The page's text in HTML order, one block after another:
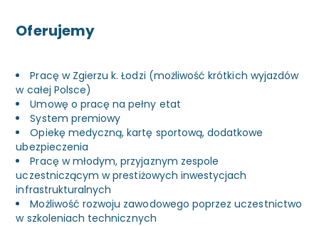
Oferujemy
Pracę w Zgierzu k. Łodzi (możliwość krótkich wyjazdów
w całej Polsce)
Umowę o pracę na pełny etat
System premiowy
Opiekę medyczną, kartę sportową, dodatkowe
ubezpieczenia
Pracę w młodym, przyjaznym zespole
uczestniczącym w prestiżowych inwestycjach
infrastrukturalnych
Możliwość rozwoju zawodowego poprzez uczestnictwo
w szkoleniach technicznych